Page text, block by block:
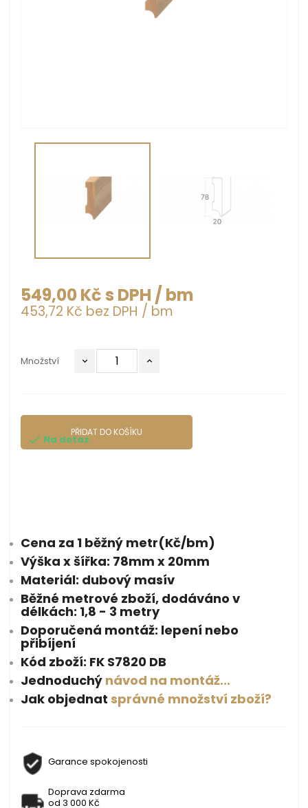
549,00 Kč s DPH / bm
453,72 Kč bez DPH / bm
Množství
PŘIDAT DO KOŠÍKU
 Na dotaz
Cena za 1 běžný metr(Kč/bm)
Výška x šířka: 78mm x 20mm
Materiál: dubový masív
Běžné metrové zboží, dodáváno v
délkách: 1,8 - 3 metry
Doporučená montáž: lepení nebo
přibíjení
Kód zboží: FK S7820 DB
Jednoduchý návod na montáž...
Jak objednat správné množství zboží?
Garance spokojenosti
Doprava zdarma
od 3 000 Kč